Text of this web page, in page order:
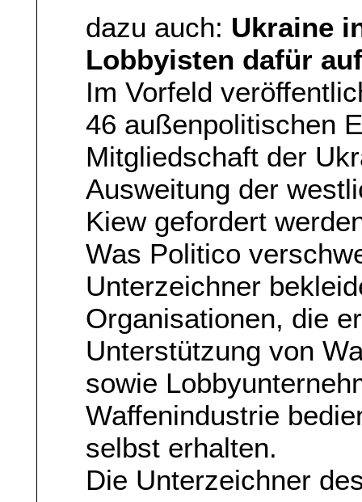
dazu auch: Ukraine
Lobbyisten dafür
Im Vorfeld
46 außenpolitischen
Mitgliedschaft der
Ausweitung der
Kiew gefordert
Was Politico
Unterzeichner
Organisationen, die
Unterstützung von
sowie
Waffenindustrie
selbst erhalten.
Die Unterzeichner